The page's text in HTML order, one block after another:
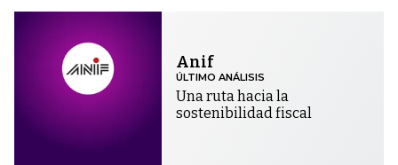
Anif
ÚLTIMO ANÁLISIS
Una ruta hacia la
sostenibilidad fiscal